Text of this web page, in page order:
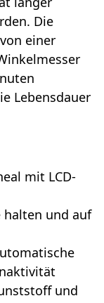
Die
einer
Lebensdauer
mit LCD-
halten und auf
und